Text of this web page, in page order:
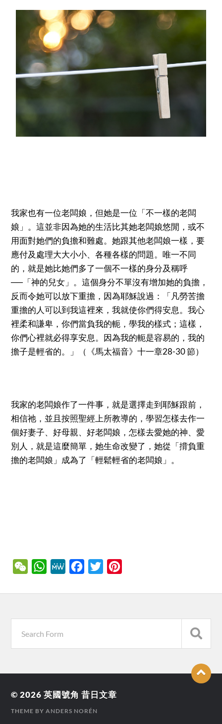
我家也有一位老闆娘，但她是一位「不一樣的老闆
娘」。這並非因為她的生活比其她老闆娘悠閒，或不
用面對她們的負擔和難處。她跟其他老闆娘一樣，要
應付及處理大大小小、各種各樣的問題。唯一不同
的，就是她比她們多了一個不一樣的身分及稱呼
──「神的兒女」。這個身分不單沒有增加她的負擔，
反而令她可以放下重擔，因為耶穌說過：「凡勞苦擔
重擔的人可以到我這裡來，我就使你們得安息。我心
裡柔和謙卑，你們當負我的軛，學我的樣式；這樣，
你們心裡就必得享安息。因為我的軛是容易的，我的
擔子是輕省的。」（《馬太福音》十一章28-30 節）
我家的老闆娘作了一件事，就是選擇走到耶穌跟前，
相信祂，並且按照聖經上所教導的，學習怎樣去作一
個好妻子、好母親、好老闆娘，怎樣去愛她的神、愛
別人，就是這麼簡單，她生命改變了，她從「揹負重
擔的老闆娘」成為了「輕鬆輕省的老闆娘」。
WeChatWhatsApp
MeWe Facebook
Twitter
© 2026英國號角 昔日文章
THEME BYANDERS NORÉN